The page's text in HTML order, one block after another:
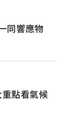
同響應物
點看氣候